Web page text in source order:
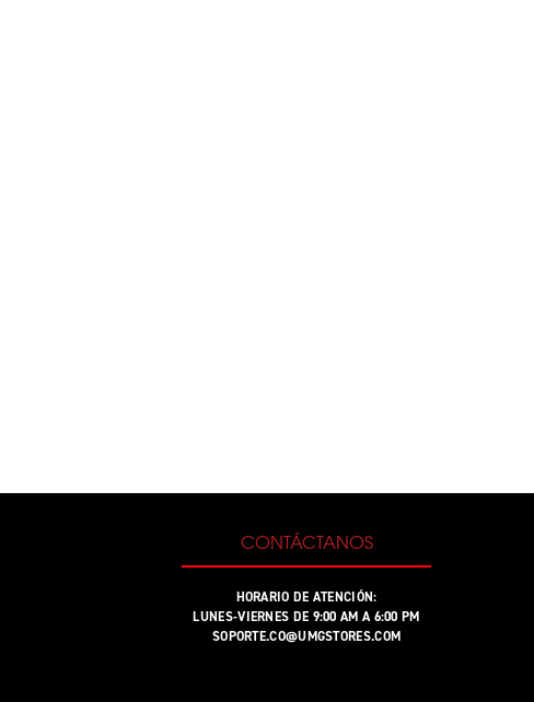
CONTÁCTANOS
HORARIO DE ATENCIÓN:
LUNES-VIERNES DE 9:00 AM A 6:00 PM
SOPORTE.CO@UMGSTORES.COM